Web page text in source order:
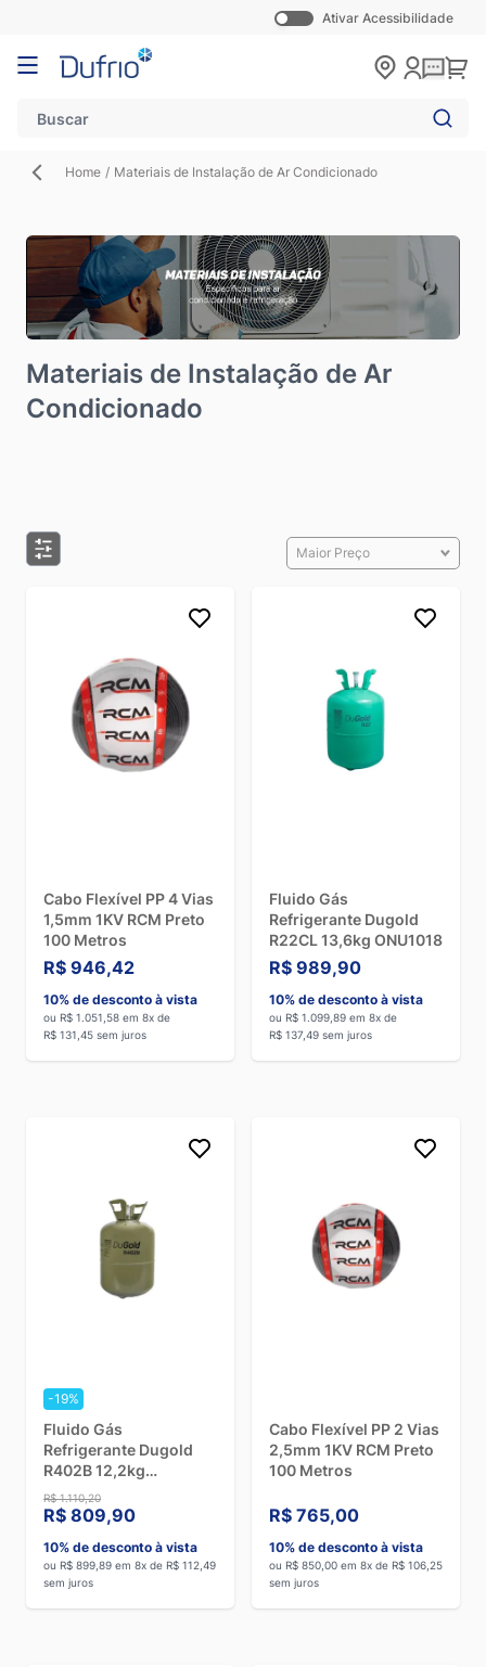
Ativar Acessibilidade
Pular para o conteúdo
Home / Materiais de Instalação de Ar Condicionado
Materiais de Instalação de Ar
Condicionado
Maior Preço
Cabo Flexível PP 4 Vias
1,5mm 1KV RCM Preto
100 Metros
R$ 946,42
10% de desconto à vista
ou R$ 1.051,58 em 8x de
R$ 131,45 sem juros
Fluido Gás
Refrigerante Dugold
R22CL 13,6kg ONU1018
R$ 989,90
10% de desconto à vista
ou R$ 1.099,89 em 8x de
R$ 137,49 sem juros
-19%
Fluido Gás
Refrigerante Dugold
R402B 12,2kg
ONU3163
R$ 1.110,20
R$ 809,90
10% de desconto à vista
ou R$ 899,89 em 8x de R$ 112,49
sem juros
Cabo Flexível PP 2 Vias
2,5mm 1KV RCM Preto
100 Metros
R$ 765,00
10% de desconto à vista
ou R$ 850,00 em 8x de R$ 106,25
sem juros